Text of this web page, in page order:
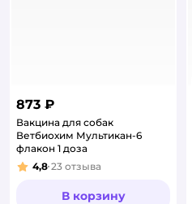
873 ₽
Вакцина для собак
Ветбиохим Мультикан-6
флакон 1 доза
Рейтинг:
4,8 23 отзыва
В корзину